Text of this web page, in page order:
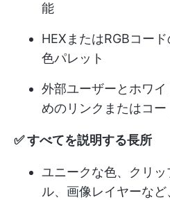
能
HEXまたはRGBコー
色パレット
外部ユーザーとホワ
めのリンクまたはコー
✅ すべてを説明する長所
ユニークな色、クリ
ル、画像レイヤーな